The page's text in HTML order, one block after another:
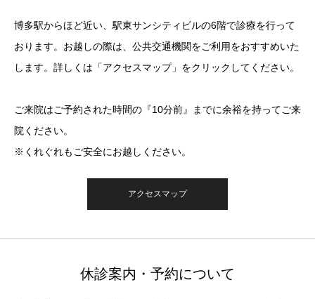
博多駅からほど近い、駅東サンシティビルの6階で診療を行って
おります。お越しの際は、公共交通機関をご利用をおすすめいた
します。詳しくは「アクセスマップ」をクリックしてください。
ご来院はご予約された時間の『10分前』までに余裕を持ってご来
院ください。
※くれぐれもご安全にお越しください。
アクセスマップ
休診案内・予約について